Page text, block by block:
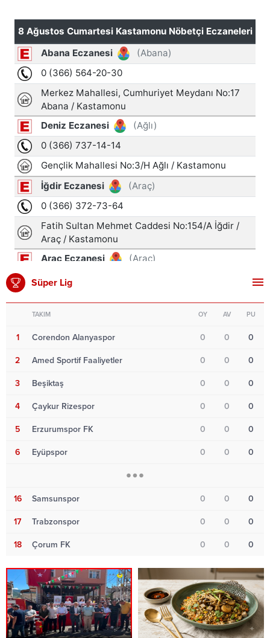
Süper Lig
TAKIM OY AV PU
1 Corendon Alanyaspor 0 0 0
2 Amed Sportif Faaliyetler 0 0 0
3 Beşiktaş 0 0 0
4 Çaykur Rizespor 0 0 0
5 Erzurumspor FK 0 0 0
6 Eyüpspor 0 0 0
16 Samsunspor 0 0 0
17 Trabzonspor 0 0 0
18 Çorum FK 0 0 0